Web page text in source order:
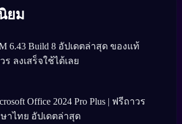
ยม
6.43 Build 8 อัปเดตล่าสุด ของแท้
ร ลงเสร็จใช้ได้เลย
Office 2024 Pro Plus | ฟรีถาวร
าไทย อัปเดตล่าสุด